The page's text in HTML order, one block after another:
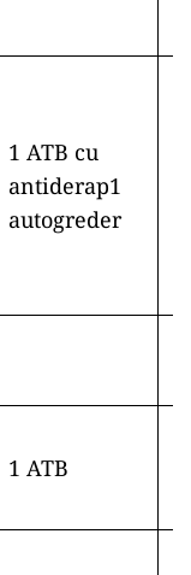
1 ATB cu
antiderap1
autogreder
1 ATB